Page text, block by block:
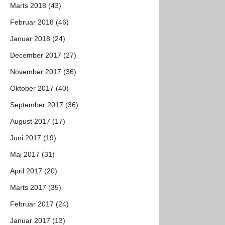
Marts 2018 (43)
Februar 2018 (46)
Januar 2018 (24)
December 2017 (27)
November 2017 (36)
Oktober 2017 (40)
September 2017 (36)
August 2017 (17)
Juni 2017 (19)
Maj 2017 (31)
April 2017 (20)
Marts 2017 (35)
Februar 2017 (24)
Januar 2017 (13)